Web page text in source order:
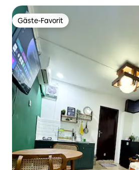
Gäste-Favorit
Gäste-Favorit